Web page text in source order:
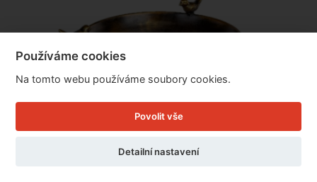
Používáme cookies
Na tomto webu používáme soubory cookies.
Povolit vše
Detailní nastavení